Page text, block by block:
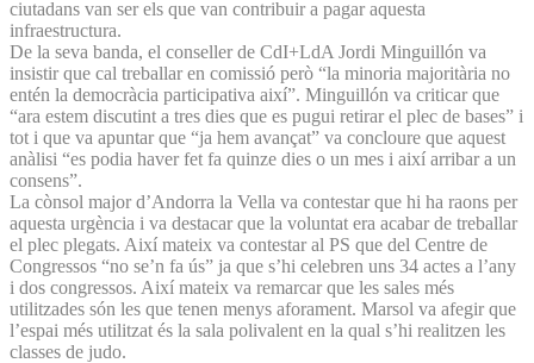
ciutadans van ser els que van contribuir a pagar aquesta
infraestructura.
De la seva banda, el conseller de CdI+LdA Jordi Minguillón va
insistir que cal treballar en comissió però “la minoria majoritària no
entén la democràcia participativa així”. Minguillón va criticar que
“ara estem discutint a tres dies que es pugui retirar el plec de bases” i
tot i que va apuntar que “ja hem avançat” va concloure que aquest
anàlisi “es podia haver fet fa quinze dies o un mes i així arribar a un
consens”.
La cònsol major d’Andorra la Vella va contestar que hi ha raons per
aquesta urgència i va destacar que la voluntat era acabar de treballar
el plec plegats. Així mateix va contestar al PS que del Centre de
Congressos “no se’n fa ús” ja que s’hi celebren uns 34 actes a l’any
i dos congressos. Així mateix va remarcar que les sales més
utilitzades són les que tenen menys aforament. Marsol va afegir que
l’espai més utilitzat és la sala polivalent en la qual s’hi realitzen les
classes de judo.